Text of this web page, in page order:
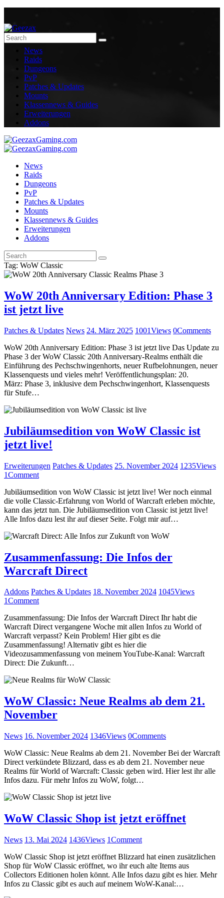
News
Raids
Dungeons
PvP
Patches & Updates
Mounts
Klassennews & Guides
Erweiterungen
Addons
News
Raids
Dungeons
PvP
Patches & Updates
Mounts
Klassennews & Guides
Erweiterungen
Addons
Tag: WoW Classic
WoW 20th Anniversary Edition: Phase 3
ist jetzt live
Patches & Updates News 24. März 2025 1001Views 0Comments
WoW 20th Anniversary Edition: Phase 3 ist jetzt live Das Update zu
Phase 3 der WoW Classic 20th Anniversary-Realms enthält die
Einführung des Pechschwingenhorts, neuer Rufbelohnungen, neuer
Klassenquests und vieles mehr! Veröffentlichungsplan: 20.
März: Phase 3, inklusive dem Pechschwingenhort, Klassenquests
für Stufe…
Jubiläumsedition von WoW Classic ist
jetzt live!
Erweiterungen Patches & Updates 25. November 2024 1235Views
1Comment
Jubiläumsedition von WoW Classic ist jetzt live! Wer noch einmal
die volle Classic-Erfahrung von World of Warcraft erleben möchte,
kann das jetzt tun. Die Jubiläumsedition von Classic ist jetzt live!
Alle Infos dazu lest ihr auf dieser Seite. Folgt mir auf…
Zusammenfassung: Die Infos der
Warcraft Direct
Addons Patches & Updates 18. November 2024 1045Views
1Comment
Zusammenfassung: Die Infos der Warcraft Direct Ihr habt die
Warcraft Direct vergangene Woche mit allen Infos zu World of
Warcraft verpasst? Kein Problem! Hier gibt es die
Zusammenfassung! Alternativ gibt es hier die
Videozusammenfassung von meinem YouTube-Kanal: Warcraft
Direct: Die Zukunft…
WoW Classic: Neue Realms ab dem 21.
November
News 16. November 2024 1346Views 0Comments
WoW Classic: Neue Realms ab dem 21. November Bei der Warcraft
Direct verkündete Blizzard, dass es ab dem 21. November neue
Realms für World of Warcraft: Classic geben wird. Hier lest ihr alle
Infos dazu. Für mehr Infos zu WoW, folgt…
WoW Classic Shop ist jetzt eröffnet
News 13. Mai 2024 1436Views 1Comment
WoW Classic Shop ist jetzt eröffnet Blizzard hat einen zusätzlichen
Shop für WoW Classic eröffnet, wo ihr euch alte Items aus
Collectors Editionen holen könnt. Alle Infos dazu gibt es hier. Mehr
Infos zu Classic gibt es auch auf meinem WoW-Kanal:…